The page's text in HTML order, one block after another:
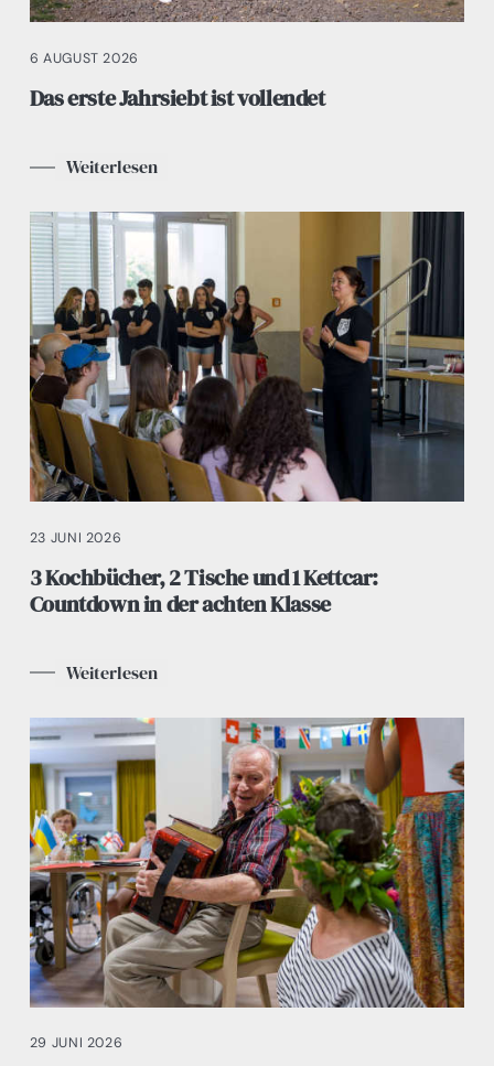
6 AUGUST 2026
Das erste Jahrsiebt ist vollendet
Weiterlesen
23 JUNI 2026
3 Kochbücher, 2 Tische und 1 Kettcar:
Countdown in der achten Klasse
Weiterlesen
29 JUNI 2026